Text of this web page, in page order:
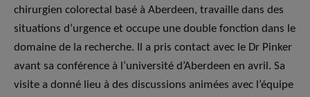
chirurgien colorectal basé à Aberdeen, travaille dans des
situations d’urgence et occupe une double fonction dans le
domaine de la recherche. Il a pris contact avec le Dr Pinker
avant sa conférence à l’université d’Aberdeen en avril. Sa
visite a donné lieu à des discussions animées avec l’équipe